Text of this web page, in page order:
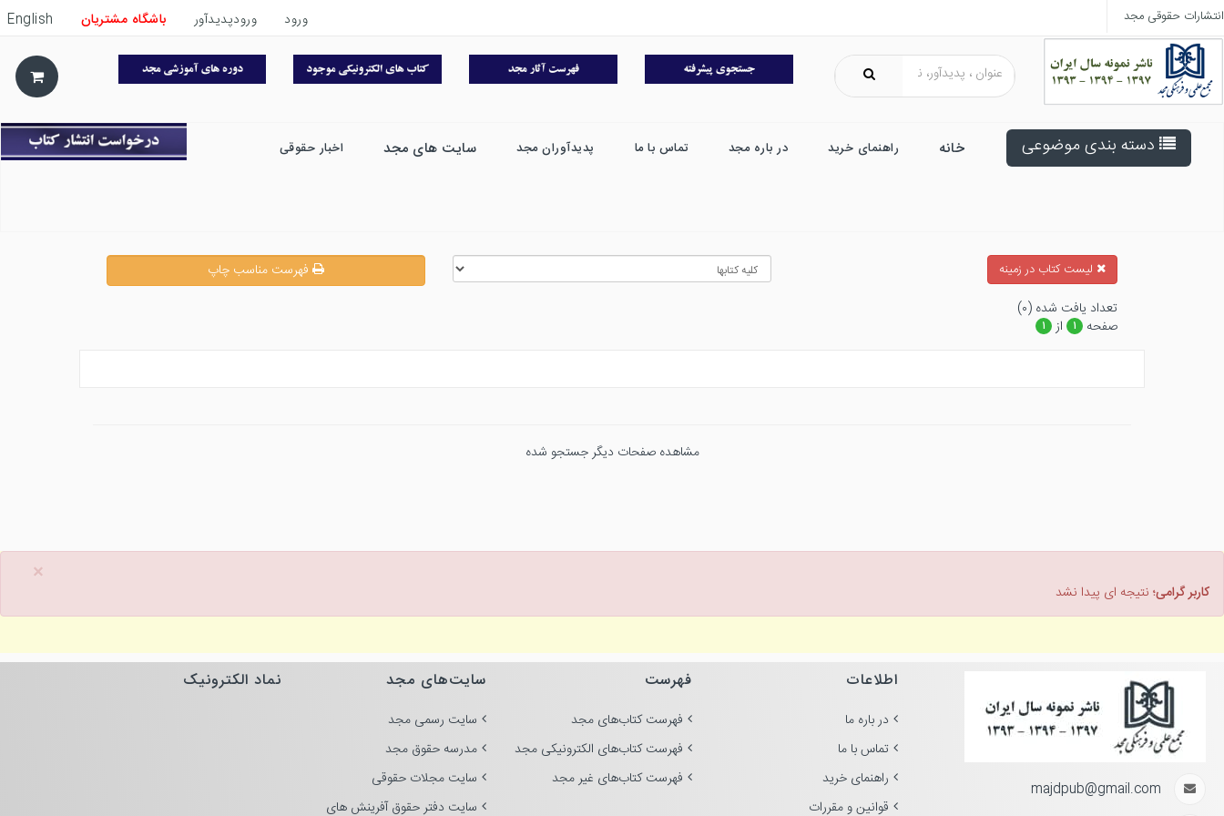
انتشارات حقوقی مجد ورود ورودپدیدآور باشگاه مشتریان English
دسته بندی موضوعی خانه راهنمای خرید در باره مجد تماس با ما پدیدآوران مجد سایت های مجد اخبار حقوقی
ليست كتاب در زمينه
فهرست مناسب چاپ
تعداد يافت شده (۰)
صفحه
۱ از ۱
مشاهده صفحات دیگر جستجو شده
×
کاربر گرامی؛ نتیجه ای پیدا نشد
majdpub@gmail.com
اطلاعات
در باره ما
تماس با ما
راهنمای خرید
قوانین و مقررات
فهرست
فهرست کتاب‌های مجد
فهرست کتاب‌های الکترونیکی مجد
فهرست کتاب‌های غیر مجد
سایت‌های مجد
سایت رسمی مجد
مدرسه حقوق مجد
سایت مجلات حقوقی
سایت دفتر حقوق آفرینش های
نماد الکترونیک